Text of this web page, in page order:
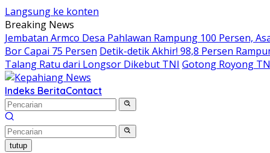
Langsung ke konten
Breaking News
Jembatan Armco Desa Pahlawan Rampung 100 Persen,
Bor Capai 75 Persen Detik-detik Akhir! 98,8 Persen
Talang Ratu dari Longsor Dikebut TNI Gotong Royong
Indeks BeritaContact
tutup